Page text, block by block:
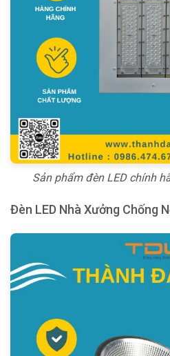
Sản phẩm đèn LED chính
Đèn LED Nhà Xưởng Chống